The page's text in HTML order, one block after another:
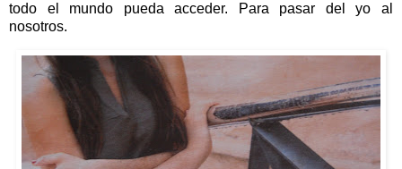
todo el mundo pueda acceder. Para pasar del yo al
nosotros.